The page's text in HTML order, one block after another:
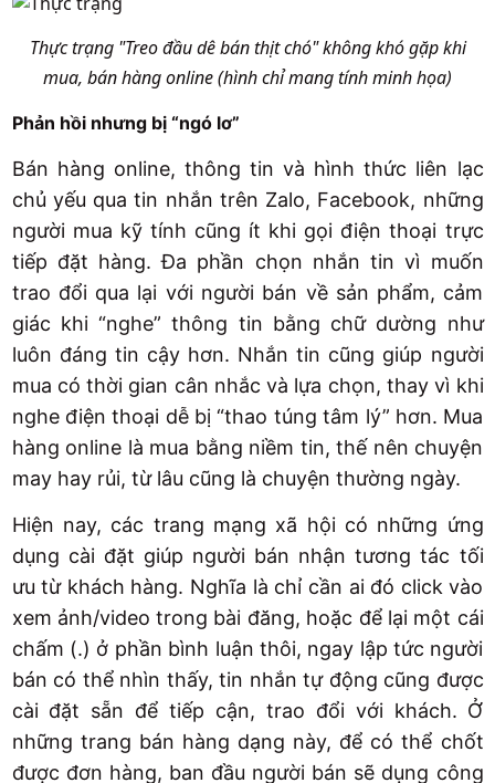
Thực trạng "Treo đầu dê bán thịt chó" không khó gặp khi
mua, bán hàng online (hình chỉ mang tính minh họa)
Phản hồi nhưng bị “ngó lơ”
Bán hàng online, thông tin và hình thức liên lạc
chủ yếu qua tin nhắn trên Zalo, Facebook, những
người mua kỹ tính cũng ít khi gọi điện thoại trực
tiếp đặt hàng. Đa phần chọn nhắn tin vì muốn
trao đổi qua lại với người bán về sản phẩm, cảm
giác khi “nghe” thông tin bằng chữ dường như
luôn đáng tin cậy hơn. Nhắn tin cũng giúp người
mua có thời gian cân nhắc và lựa chọn, thay vì khi
nghe điện thoại dễ bị “thao túng tâm lý” hơn. Mua
hàng online là mua bằng niềm tin, thế nên chuyện
may hay rủi, từ lâu cũng là chuyện thường ngày.
Hiện nay, các trang mạng xã hội có những ứng
dụng cài đặt giúp người bán nhận tương tác tối
ưu từ khách hàng. Nghĩa là chỉ cần ai đó click vào
xem ảnh/video trong bài đăng, hoặc để lại một cái
chấm (.) ở phần bình luận thôi, ngay lập tức người
bán có thể nhìn thấy, tin nhắn tự động cũng được
cài đặt sẵn để tiếp cận, trao đổi với khách. Ở
những trang bán hàng dạng này, để có thể chốt
được đơn hàng, ban đầu người bán sẽ dụng công